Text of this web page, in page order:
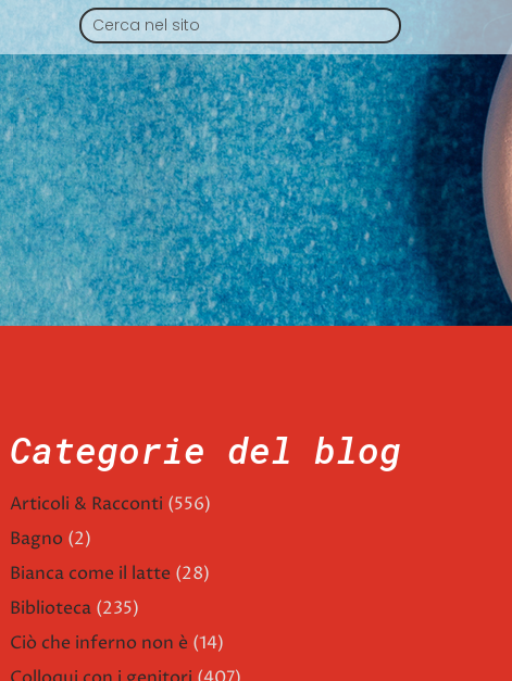
Categorie del blog
Articoli & Racconti (556)
Bagno (2)
Bianca come il latte (28)
Biblioteca (235)
Ciò che inferno non è (14)